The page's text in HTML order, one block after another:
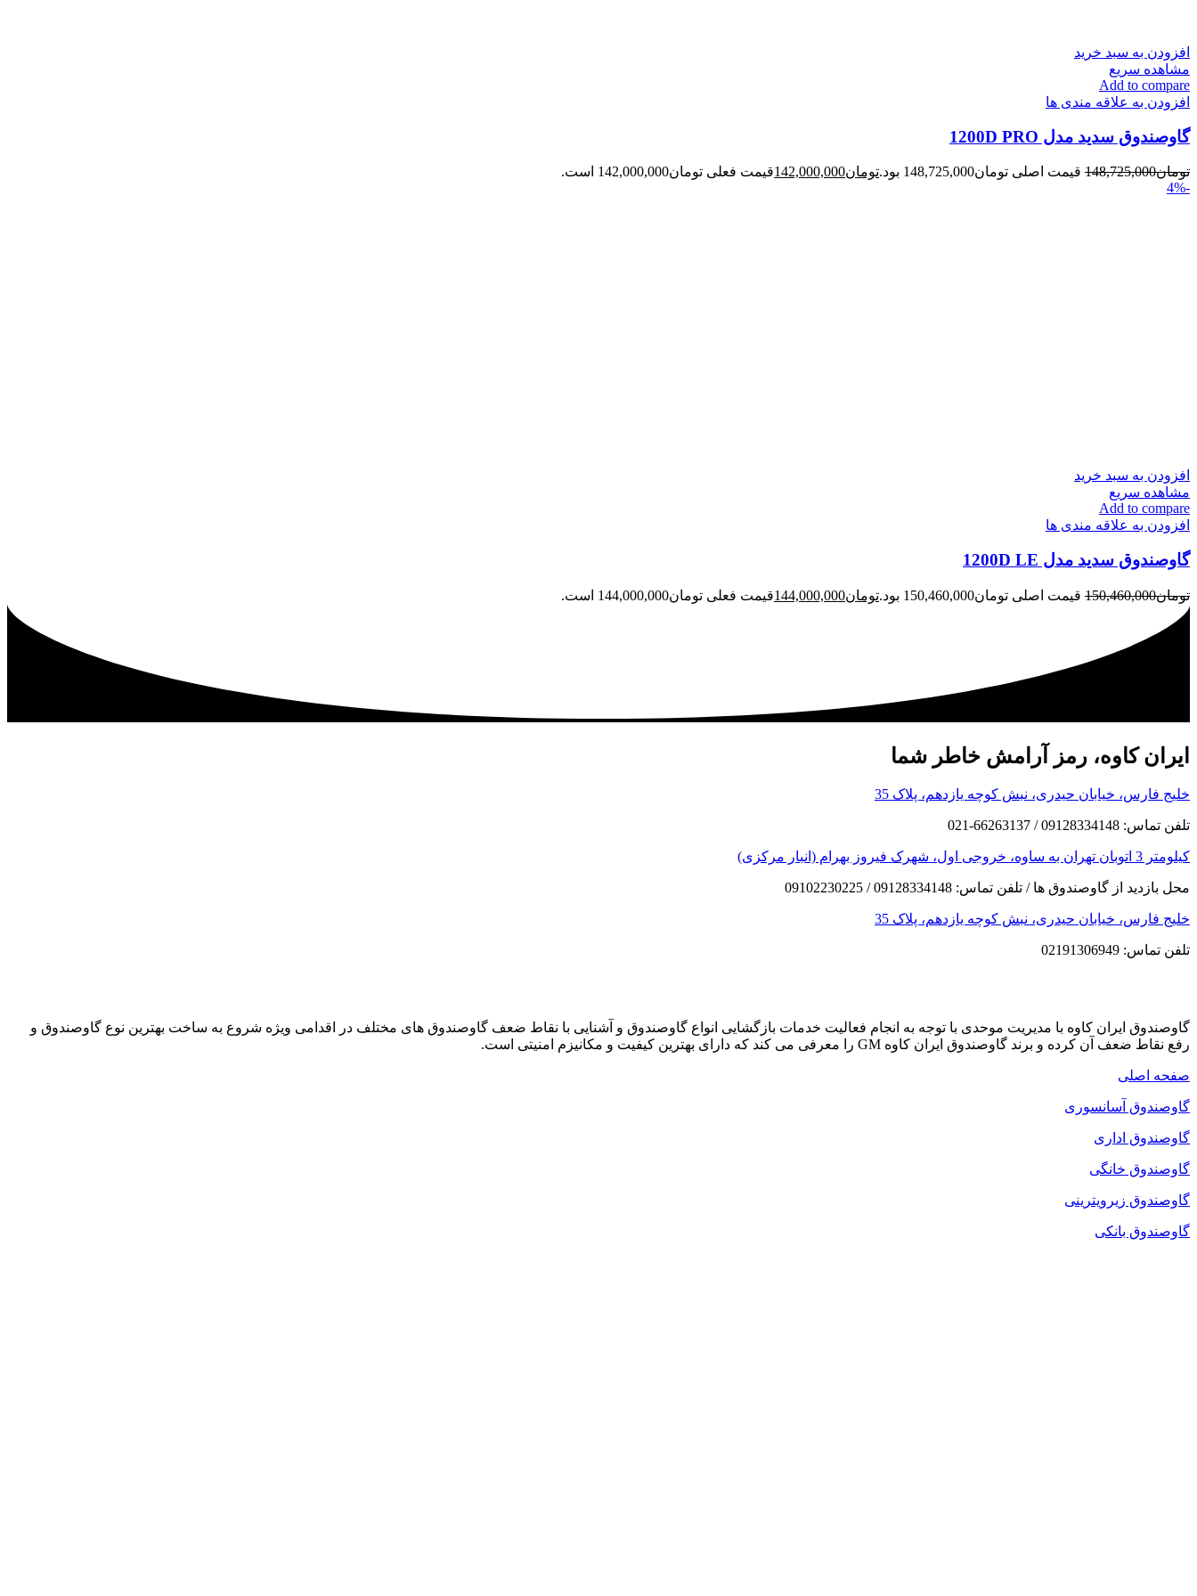
افزودن به سبد خرید
مشاهده سریع
Add to compare
افزودن به علاقه مندی ها
گاوصندوق سدید مدل 1200D PRO
تومان148,725,000 قیمت اصلی تومان148,725,000 بود. تومان142,000,000قیمت فعلی تومان142,000,000 است.
-4%
افزودن به سبد خرید
مشاهده سریع
Add to compare
افزودن به علاقه مندی ها
گاوصندوق سدید مدل 1200D LE
تومان150,460,000 قیمت اصلی تومان150,460,000 بود. تومان144,000,000قیمت فعلی تومان144,000,000 است.
ایران کاوه، رمز آرامش خاطر شما
خلیج فارس، خیابان حیدری، نبش کوچه یازدهم، پلاک 35
تلفن تماس: 09128334148 / 66263137-021
کیلومتر 3 اتوبان تهران به ساوه، خروجی اول، شهرک فیروز بهرام (انبار مرکزی)
محل بازدید از گاوصندوق ها / تلفن تماس: 09128334148 / 09102230225
خلیج فارس، خیابان حیدری، نبش کوچه یازدهم، پلاک 35
تلفن تماس: 02191306949
گاوصندوق ایران کاوه با مدیریت موحدی با توجه به انجام فعالیت خدمات بازگشایی انواع گاوصندوق و آشنایی با نقاط ضعف گاوصندوق های مختلف در اقدامی ویژه شروع به ساخت بهترین نوع گاوصندوق و
رفع نقاط ضعف آن کرده و برند گاوصندوق ایران کاوه GM را معرفی می کند که دارای بهترین کیفیت و مکانیزم امنیتی است.
صفحه اصلی
گاوصندوق آسانسوری
گاوصندوق اداری
گاوصندوق خانگی
گاوصندوق زیرویترینی
گاوصندوق بانکی